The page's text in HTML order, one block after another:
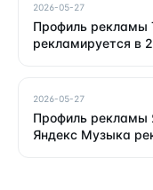
2026-05-27
Профиль рекламы
рекламируется в
2026-05-27
Профиль рекламы
Яндекс Музыка